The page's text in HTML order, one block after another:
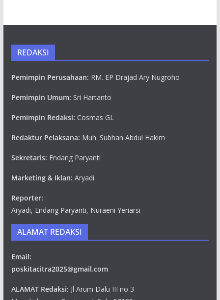
REDAKSI
Pemimpin Perusahaan: RM. EP Drajad Ary Nugroho
Pemimpin Umum: Sri Hartanto
Pemimpin Redaksi: Cosmas GL
Redaktur Pelaksana: Muh. Subhan Abdul Hakim
Sekretaris: Endang Paryanti
Marketing & Iklan: Aryadi
Reporter:
Aryadi, Endang Paryanti, Nuraeni Yeriarsi
ALAMAT REDAKSI
Email:
poskitacitra2025@gmail.com
ALAMAT Redaksi: Jl Arum Dalu III no 3